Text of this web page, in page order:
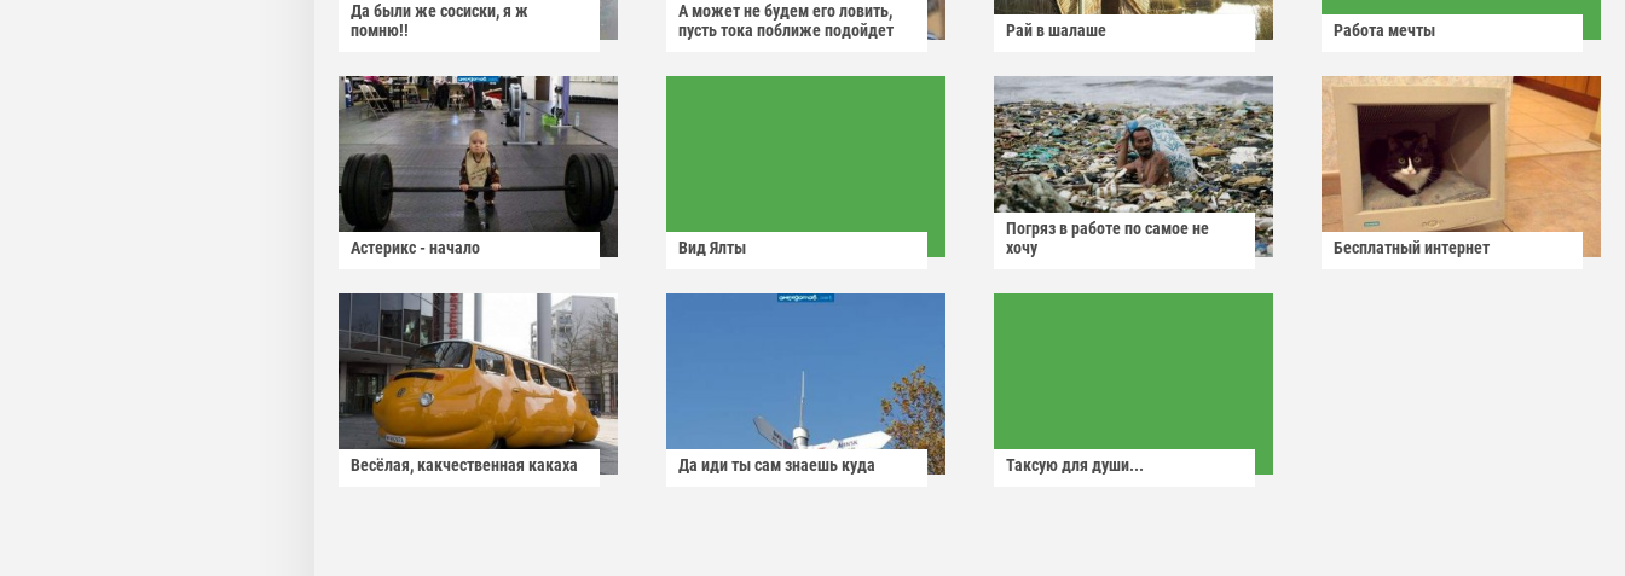
Да были же сосиски, я ж
помню!!
А может не будем его ловить,
пусть тока поближе подойдет
Рай в шалаше Работа мечты
Астерикс - начало Вид Ялты
Погряз в работе по самое не
хочу
Бесплатный интернет
Весёлая, какчественная какаха Да иди ты сам знаешь куда Таксую для души...